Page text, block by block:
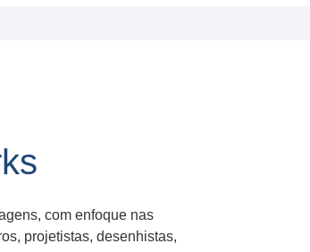
com enfoque nas
projetistas, desenhistas,